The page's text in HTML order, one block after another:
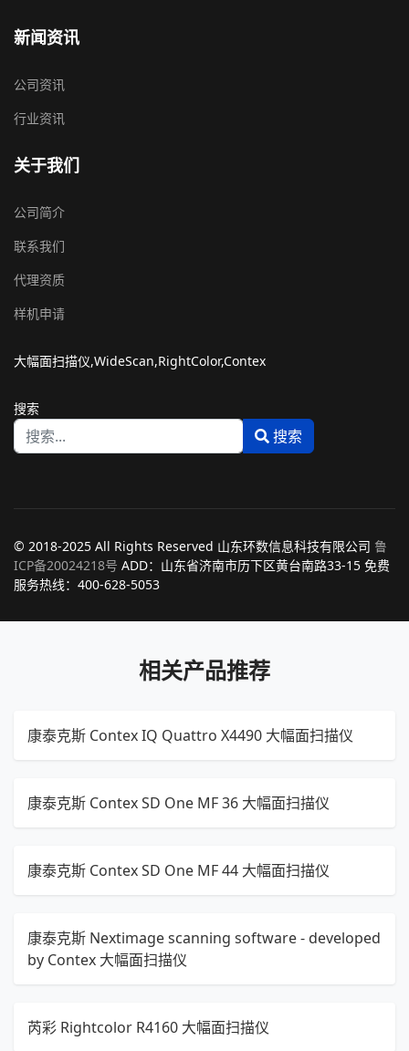
新闻资讯
公司资讯
行业资讯
关于我们
公司简介
联系我们
代理资质
样机申请
大幅面扫描仪,WideScan,RightColor,Contex
搜索
搜索
© 2018-2025 All Rights Reserved 山东环数信息科技有限公司 鲁
ICP备20024218号 ADD：山东省济南市历下区黄台南路33-15 免费
服务热线：400-628-5053
相关产品推荐
康泰克斯 Contex IQ Quattro X4490 大幅面扫描仪
康泰克斯 Contex SD One MF 36 大幅面扫描仪
康泰克斯 Contex SD One MF 44 大幅面扫描仪
康泰克斯 Nextimage scanning software - developed
by Contex 大幅面扫描仪
芮彩 Rightcolor R4160 大幅面扫描仪